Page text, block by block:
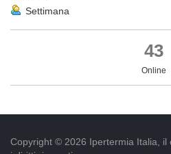
Settimana
43
Online
Copyright © 2026 Ipertermia Italia, il